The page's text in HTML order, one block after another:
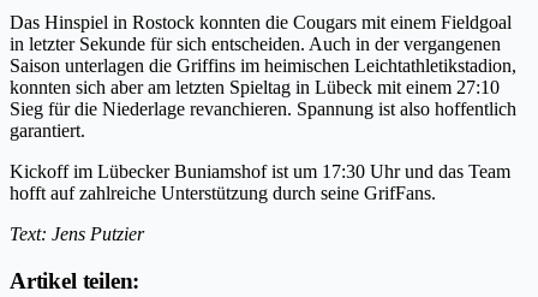
Das Hinspiel in Rostock konnten die Cougars mit einem Fieldgoal
in letzter Sekunde für sich entscheiden. Auch in der vergangenen
Saison unterlagen die Griffins im heimischen Leichtathletikstadion,
konnten sich aber am letzten Spieltag in Lübeck mit einem 27:10
Sieg für die Niederlage revanchieren. Spannung ist also hoffentlich
garantiert.
Kickoff im Lübecker Buniamshof ist um 17:30 Uhr und das Team
hofft auf zahlreiche Unterstützung durch seine GrifFans.
Text: Jens Putzier
Artikel teilen: